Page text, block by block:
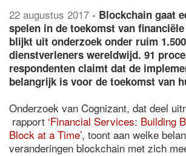
22 augustus 2017 - Blockchain gaat
spelen in de toekomst van
blijkt uit onderzoek onder ruim
dienstverleners wereldwijd. 91
respondenten claimt dat de
belangrijk is voor de toekomst van
Onderzoek van Cognizant, dat deel
rapport ‘Financial Services: Building
Block at a Time’, toont aan welke
veranderingen blockchain met zich